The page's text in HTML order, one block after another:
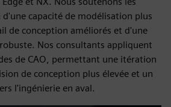
capacité de modélisation plus
de conception améliorés et d'une
Nos consultants appliquent
de CAO, permettant une itération
de conception plus élevée et un
l'ingénierie en aval.